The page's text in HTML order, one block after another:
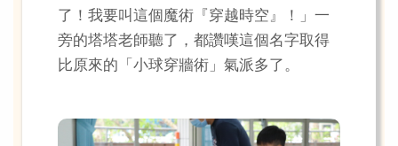
了！我要叫這個魔術『穿越時空』！」一
旁的塔塔老師聽了，都讚嘆這個名字取得
比原來的「小球穿牆術」氣派多了。